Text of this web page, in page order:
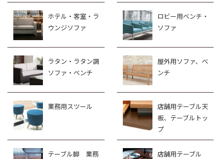
ホテル・客室・ラ
ウンジソファ
ロビー用ベンチ・
ソファ
ラタン・ラタン調
ソファ・ベンチ
屋外用ソファ、ベ
ンチ
業務用スツール
店舗用テーブル天
板、テーブルトッ
プ
テーブル脚 業務
店舗用テーブル